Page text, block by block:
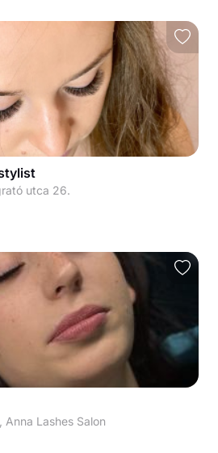
utca 26.
Lashes Salon